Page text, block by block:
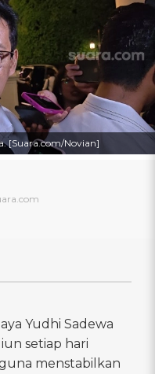
[Suara.com/Novian]
Yudhi Sadewa
setiap hari
menstabilkan